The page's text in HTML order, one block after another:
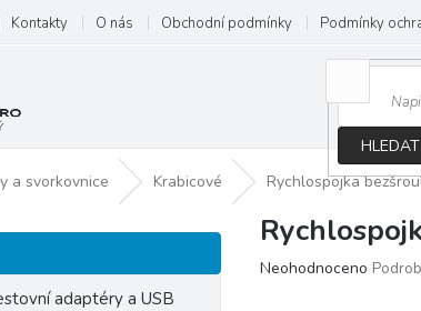
Kontakty O nás Obchodní podmínky Podmínky
HLEDAT
a svorkovnice Krabicové Rychlospojka
adaptéry a USB
Průměrné
Neohodnoceno